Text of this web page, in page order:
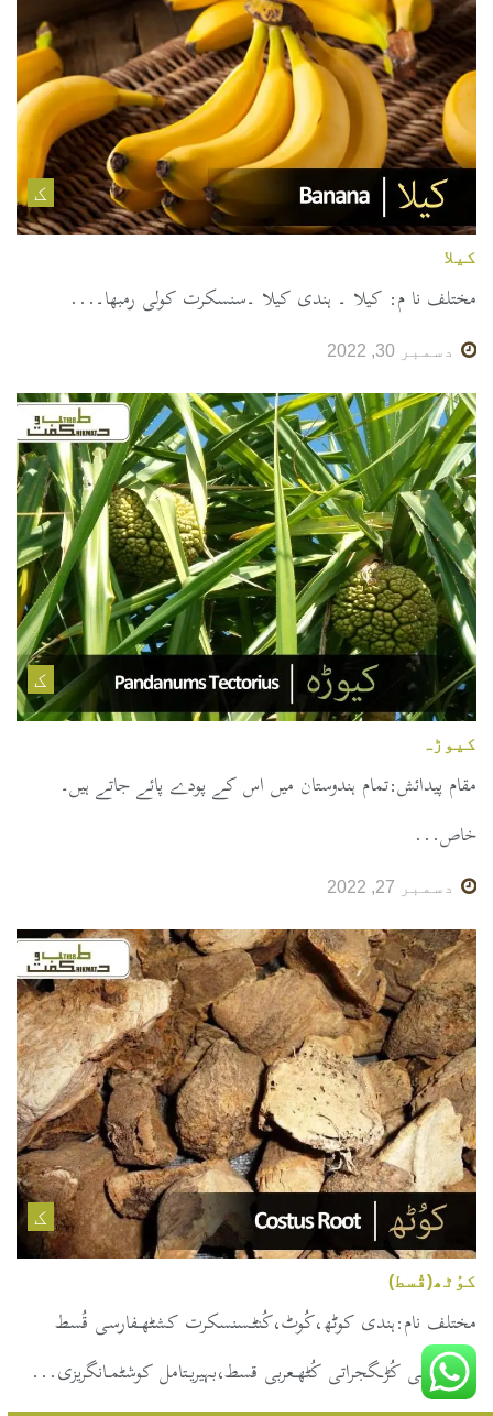
ک
کیلا
مختلف نا م: کیلا ۔ ہندی کیلا ۔سنسکرت کولی رمبھا۔...
دسمبر 30, 2022
ک
کیوڑہ
مقام پیدائش:تمام ہندوستان میں اس کے پودے پائے جاتے ہیں۔
خاص...
دسمبر 27, 2022
ک
کوُٹھ(قُسط)
مختلف نام:ہندی کوٹھ،کُوٹ،کُنٹـسنسکرت کشٹھـفارسی قُسط
تلخـبنگالی کُڑـگجراتی کُٹھـعربی قسط،بہیریـتامل کوشٹمـانگریزی...